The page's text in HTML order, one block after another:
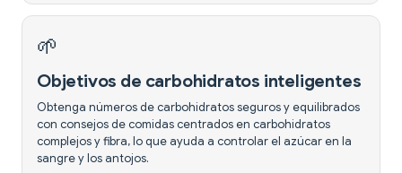
🌱
Objetivos de carbohidratos inteligentes
Obtenga números de carbohidratos seguros y equilibrados
con consejos de comidas centrados en carbohidratos
complejos y fibra, lo que ayuda a controlar el azúcar en la
sangre y los antojos.